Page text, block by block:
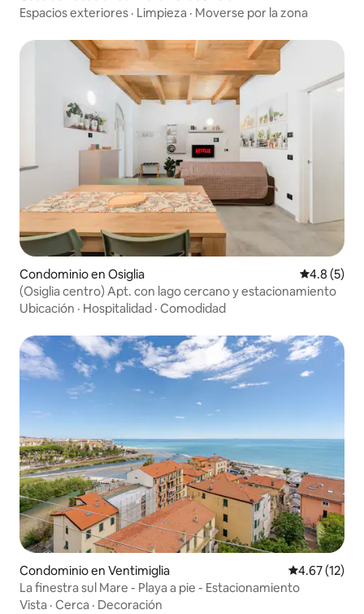
Espacios exteriores · Limpieza · Moverse por la zona
Condominio en Osiglia
4.8 (5)
(Osiglia centro) Apt. con lago cercano y estacionamiento
Ubicación · Hospitalidad · Comodidad
Condominio en Ventimiglia Calificación
4.67 (12)
La finestra sul Mare - Playa a pie - Estacionamiento
Vista · Cerca · Decoración